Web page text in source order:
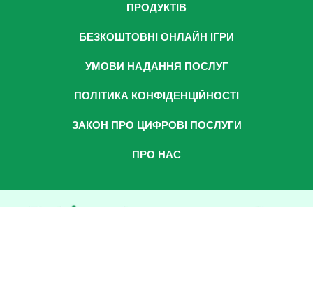
ПРОДУКТІВ
БЕЗКОШТОВНІ ОНЛАЙН ІГРИ
УМОВИ НАДАННЯ ПОСЛУГ
ПОЛІТИКА КОНФІДЕНЦІЙНОСТІ
ЗАКОН ПРО ЦИФРОВІ ПОСЛУГИ
ПРО НАС